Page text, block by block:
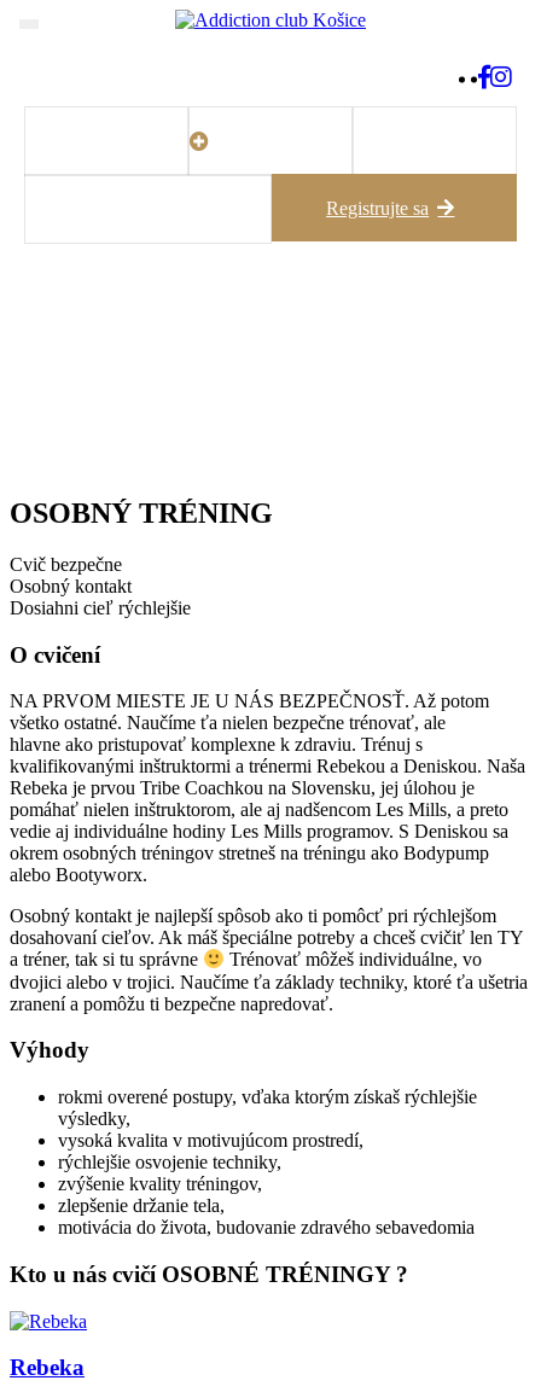
Registrujte sa
OSOBNÝ TRÉNING
Cvič bezpečne
Osobný kontakt
Dosiahni cieľ rýchlejšie
O cvičení
NA PRVOM MIESTE JE U NÁS BEZPEČNOSŤ. Až potom
všetko ostatné. Naučíme ťa nielen bezpečne trénovať, ale
hlavne ako pristupovať komplexne k zdraviu. Trénuj s
kvalifikovanými inštruktormi a trénermi Rebekou a Deniskou. Naša
Rebeka je prvou Tribe Coachkou na Slovensku, jej úlohou je
pomáhať nielen inštruktorom, ale aj nadšencom Les Mills, a preto
vedie aj individuálne hodiny Les Mills programov. S Deniskou sa
okrem osobných tréningov stretneš na tréningu ako Bodypump
alebo Bootyworx.
Osobný kontakt je najlepší spôsob ako ti pomôcť pri rýchlejšom
dosahovaní cieľov. Ak máš špeciálne potreby a chceš cvičiť len TY
a tréner, tak si tu správne
Trénovať môžeš individuálne, vo
dvojici alebo v trojici. Naučíme ťa základy techniky, ktoré ťa ušetria
zranení a pomôžu ti bezpečne napredovať.
Výhody
rokmi overené postupy, vďaka ktorým získaš rýchlejšie
výsledky,
vysoká kvalita v motivujúcom prostredí,
rýchlejšie osvojenie techniky,
zvýšenie kvality tréningov,
zlepšenie držanie tela,
motivácia do života, budovanie zdravého sebavedomia
Kto u nás cvičí OSOBNÉ TRÉNINGY ?
Rebeka